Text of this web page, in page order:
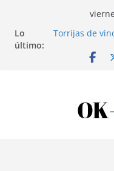
contenido
Lo
último:
Torrijas de
Bandeja de